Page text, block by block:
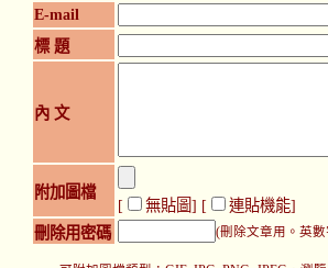
E-mail
標 題
內 文
附加圖檔
[ 無貼圖] [ 連貼機能]
刪除用密碼
(刪除文章用。英